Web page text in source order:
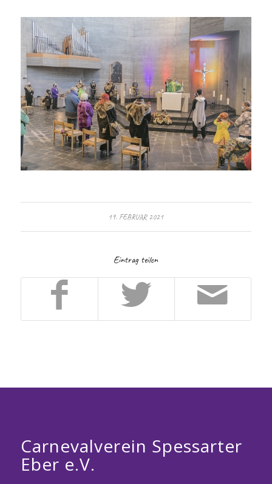
19. FEBRUAR 2021
Eintrag teilen
Carnevalverein Spessarter
Eber e.V.